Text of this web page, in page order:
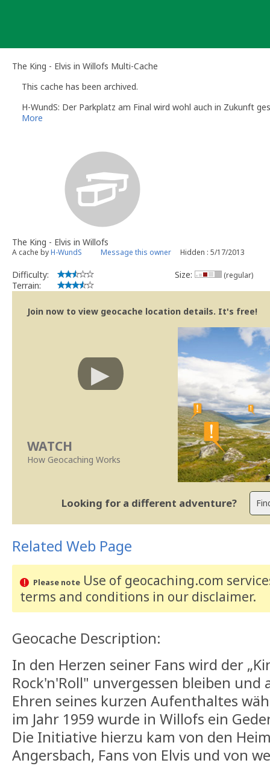
The King - Elvis in Willofs Multi-Cache
This cache has been archived.
H-WundS: Der Parkplatz am Final wird wohl auch in Zukunft
More
The King - Elvis in Willofs
A cache byH-WundS Message this owner Hidden : 5/17/2013
Difficulty:
Terrain:
Size: (regular)
Join now to view geocache location details. It's free!
WATCH
How Geocaching Works
Looking for a different adventure?
Related Web Page
Please noteUse of geocaching.com
terms and conditions in our disclaimer.
Geocache Description:
In den Herzen seiner Fans wird der
Rock'n'Roll" unvergessen bleiben und
Ehren seines kurzen Aufenthaltes
im Jahr 1959 wurde in Willofs ein
Die Initiative hierzu kam von den
Angersbach, Fans von Elvis und von